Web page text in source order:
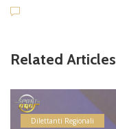
Related Articles
Dilettanti Regionali